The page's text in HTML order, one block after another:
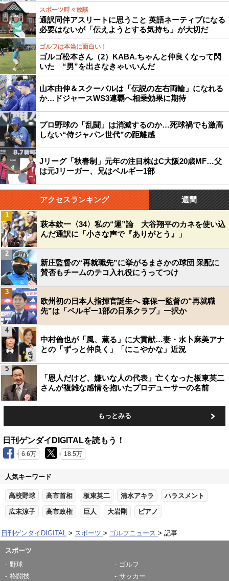
スポーツ時々放談
通訳同伴アスリートに思うこと 英語ネーティブになる
必要はないが「伝えようとする気持ち」が大切だ
ゴルフは本当に面白い！
ゴルゴ松本さん（2）KABA.ちゃんと仲良くなって閃
いた “男”を出さなきゃいいんだ
山本由伸＆スクーバルは「伝説の左右両輪」になれる
か…ドジャースWS3連覇へ相乗効果に期待
プロ野球の「乱闘」は消滅するのか…死球禍でも激高
しない“侍ジャパン世代”の距離感
Jリーグ「秋春制」元年の注目株はC大阪20歳MF…父
は元Jリーガー、兄はベルギー1部
アクセスランキング 週間
萩本欽一〈34〉私の“運”論 大谷翔平のカネを使い込
んだ通訳に「小さな声で『ありがとう』」
1
新庄監督の“再就職先”に挙がるまさかの球団 采配に
賛否もチームのテコ入れ役にうってつけ
2
欧州初の日本人指揮官誕生へ 森保一監督の“再就職
先”は「ベルギー1部の日系クラブ」一択か
3
中村倫也が「風、薫る」に大貢献…妻・水卜麻美アナ
との「ずっと仲良く」「にこやかな」近況
4
「恩人だけど、嫌いな人の代表」亡くなった板東英二
さんが複雑な感情を抱いたプロデューサーの名前
5
もっとみる
日刊ゲンダイDIGITALを読もう！
6.6万 18.5万
人気キーワード
高校野球 高市首相 板東英二 清水アキラ ハラスメント
広末涼子 高市政権 巨人 大岩剛 ピアノ
日刊ゲンダイDIGITAL スポーツ ゴルフニュース 記事
スポーツ
野球
ゴルフ
格闘技
サッカー